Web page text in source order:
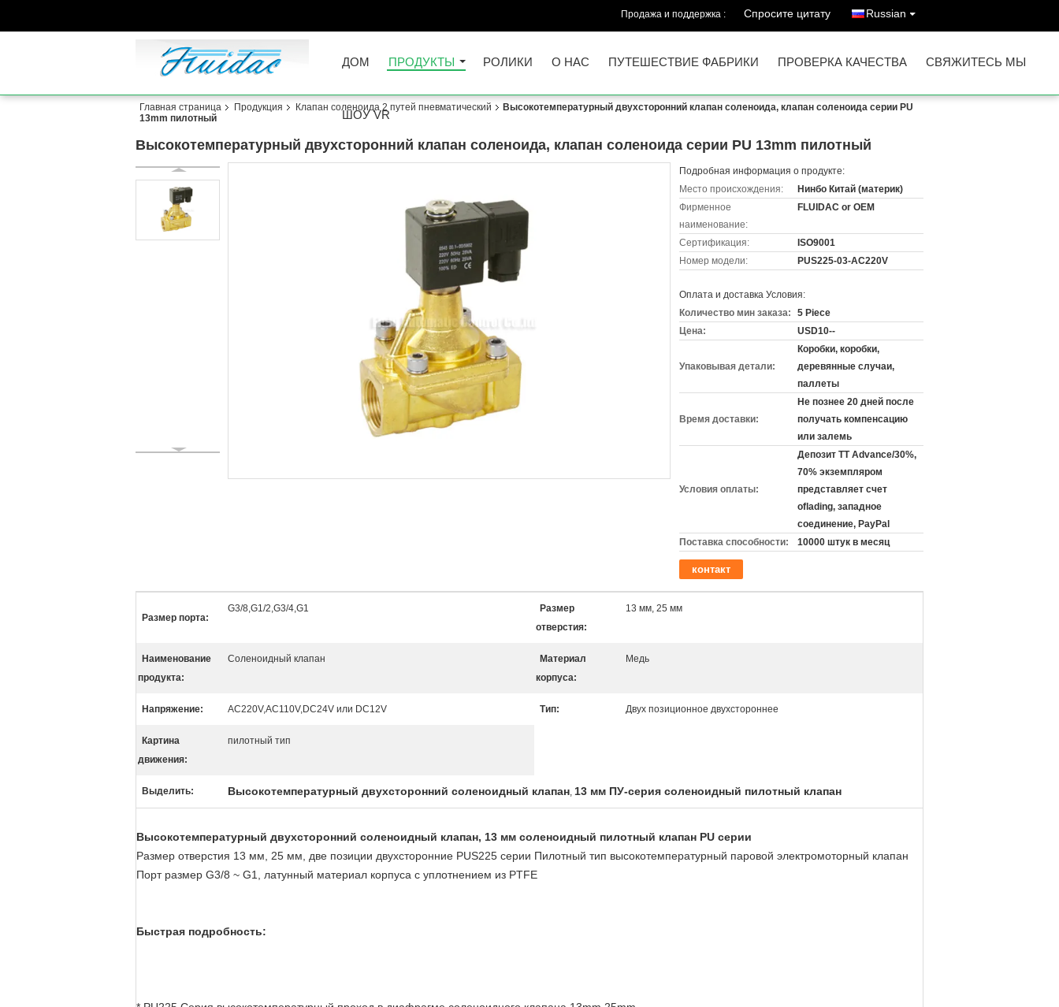
Продажа и поддержка : Спросите цитату Russian
ДОМ ПРОДУКТЫ РОЛИКИ О НАС ПУТЕШЕСТВИЕ ФАБРИКИ ПРОВЕРКА КАЧЕСТВА СВЯЖИТЕСЬ МЫ
ШОУ VR
Главная страница Продукция Клапан соленоида 2 путей пневматический
Высокотемпературный двухсторонний клапан соленоида, клапан соленоида серии PU
13mm пилотный
Высокотемпературный двухсторонний клапан соленоида, клапан соленоида серии PU 13mm пилотный
Подробная информация о продукте:
Место происхождения:
Нинбо Китай (материк)
Фирменное
наименование:
FLUIDAC or OEM
Сертификация:
ISO9001
Номер модели:
PUS225-03-AC220V
Оплата и доставка Условия:
Количество мин заказа:
5 Piece
Цена:
USD10--
Упаковывая детали:
Коробки, коробки,
деревянные случаи,
паллеты
Время доставки:
Не познее 20 дней после
получать компенсацию
или залемь
Условия оплаты:
Депозит TT Advance/30%,
70% экземпляром
представляет счет
oflading, западное
соединение, PayPal
Поставка способности:
10000 штук в месяц
контакт
Размер порта:
G3/8,G1/2,G3/4,G1
Размер
отверстия:
13 мм, 25 мм
Наименование
продукта:
Соленоидный клапан
Материал
корпуса:
Медь
Напряжение: AC220V,AC110V,DC24V или DC12V Тип: Двух позиционное двухстороннее
Картина
движения:
пилотный тип
Выделить: Высокотемпературный двухсторонний соленоидный клапан, 13 мм ПУ-серия соленоидный пилотный клапан
Высокотемпературный двухсторонний соленоидный клапан, 13 мм соленоидный пилотный клапан PU серии
Размер отверстия 13 мм, 25 мм, две позиции двухсторонние PUS225 серии Пилотный тип высокотемпературный паровой электромоторный клапан
Порт размер G3/8 ~ G1, латунный материал корпуса с уплотнением из PTFE
Быстрая подробность: